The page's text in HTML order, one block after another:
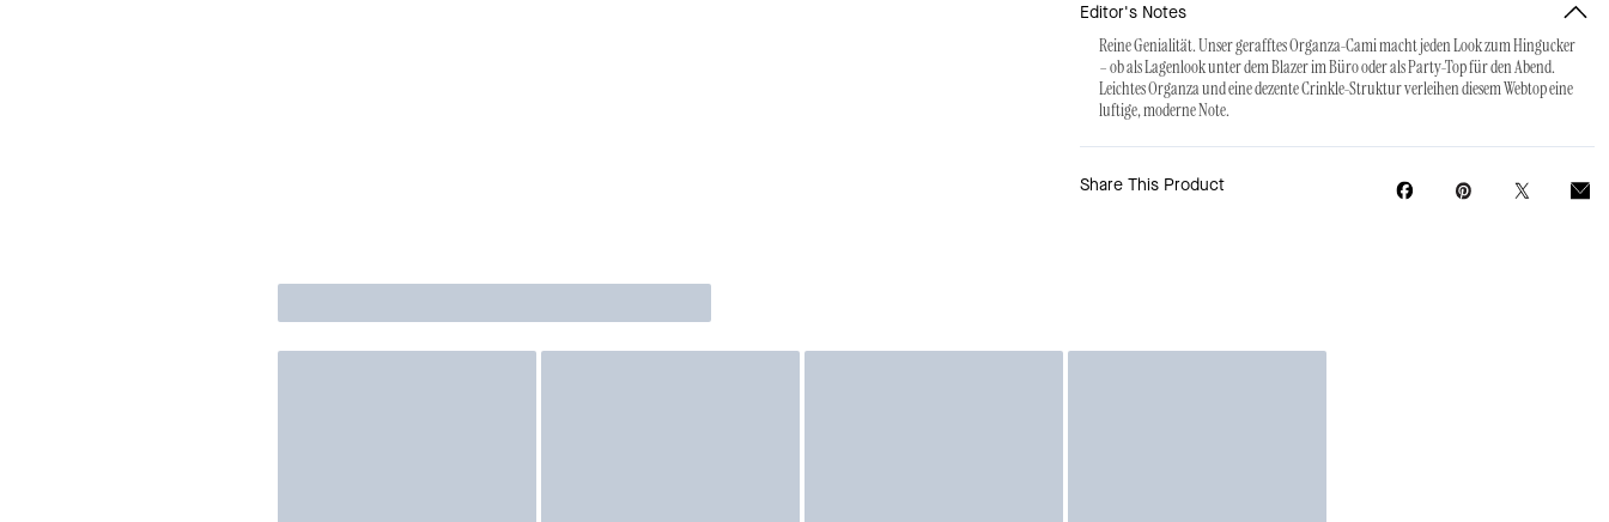
Editor's Notes
Reine Genialität. Unser gerafftes Organza-Cami macht jeden Look zum Hingucker
– ob als Lagenlook unter dem Blazer im Büro oder als Party-Top für den Abend.
Leichtes Organza und eine dezente Crinkle-Struktur verleihen diesem Webtop eine
luftige, moderne Note.
Share This Product